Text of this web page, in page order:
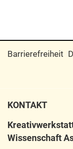
Barrierefreiheit
KONTAKT
Wissenschaft